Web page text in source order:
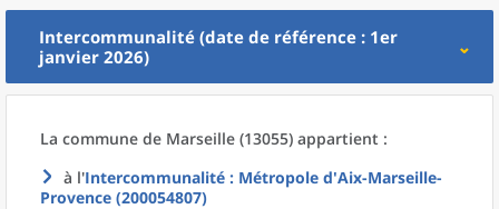
Intercommunalité (date de référence : 1er
janvier 2026)
La commune de Marseille (13055) appartient :
à l'Intercommunalité : Métropole d'Aix-Marseille-
Provence (200054807)